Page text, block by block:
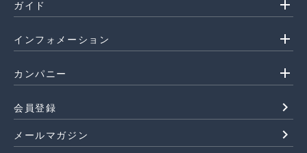
ガイド add
インフォメーション add
カンパニー add
会員登録 navigate_next
メールマガジン navigate_next